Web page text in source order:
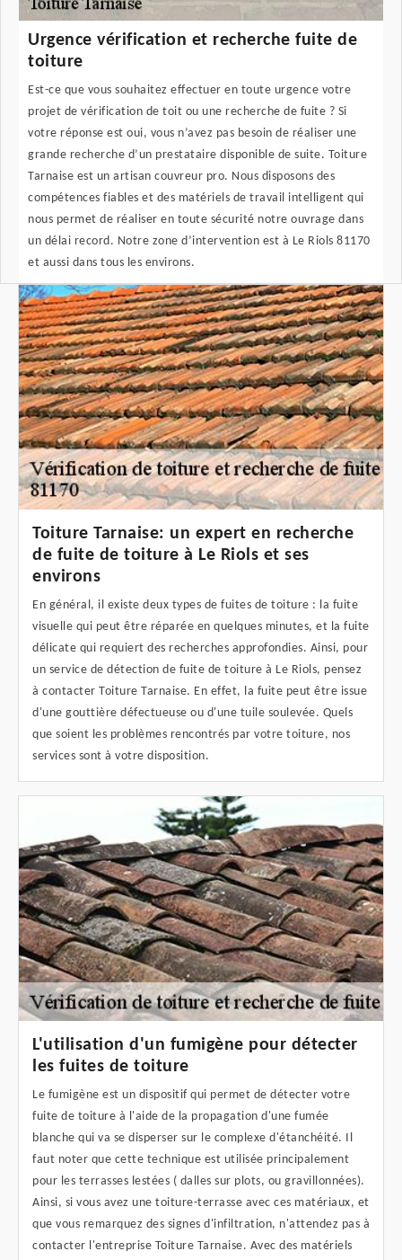
Urgence vérification et recherche fuite de
toiture
Est-ce que vous souhaitez effectuer en toute urgence votre
projet de vérification de toit ou une recherche de fuite ? Si
votre réponse est oui, vous n’avez pas besoin de réaliser une
grande recherche d’un prestataire disponible de suite. Toiture
Tarnaise est un artisan couvreur pro. Nous disposons des
compétences fiables et des matériels de travail intelligent qui
nous permet de réaliser en toute sécurité notre ouvrage dans
un délai record. Notre zone d’intervention est à Le Riols 81170
et aussi dans tous les environs.
Toiture Tarnaise: un expert en recherche
de fuite de toiture à Le Riols et ses
environs
En général, il existe deux types de fuites de toiture : la fuite
visuelle qui peut être réparée en quelques minutes, et la fuite
délicate qui requiert des recherches approfondies. Ainsi, pour
un service de détection de fuite de toiture à Le Riols, pensez
à contacter Toiture Tarnaise. En effet, la fuite peut être issue
d'une gouttière défectueuse ou d'une tuile soulevée. Quels
que soient les problèmes rencontrés par votre toiture, nos
services sont à votre disposition.
L'utilisation d'un fumigène pour détecter
les fuites de toiture
Le fumigène est un dispositif qui permet de détecter votre
fuite de toiture à l'aide de la propagation d'une fumée
blanche qui va se disperser sur le complexe d'étanchéité. Il
faut noter que cette technique est utilisée principalement
pour les terrasses lestées ( dalles sur plots, ou gravillonnées).
Ainsi, si vous avez une toiture-terrasse avec ces matériaux, et
que vous remarquez des signes d'infiltration, n'attendez pas à
contacter l'entreprise Toiture Tarnaise. Avec des matériels